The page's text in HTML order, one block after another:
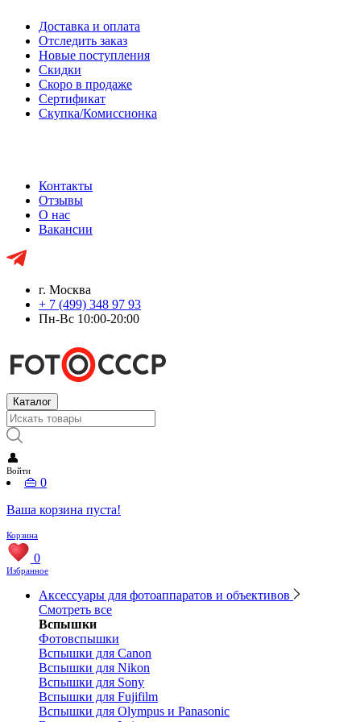
Доставка и оплата
Отследить заказ
Новые поступления
Скидки
Скоро в продаже
Сертификат
Скупка/Комиссионка
Контакты
Отзывы
О нас
Вакансии
г. Москва
+ 7 (499) 348 97 93
Пн-Вс 10:00-20:00
Каталог
👤
Войти
👜 0
Ваша корзина пуста!
Корзина
0
Избранное
Аксессуары для фотоаппаратов и объективов
Смотреть все
Вспышки
Фотовспышки
Вспышки для Canon
Вспышки для Nikon
Вспышки для Sony
Вспышки для Fujifilm
Вспышки для Olympus и Panasonic